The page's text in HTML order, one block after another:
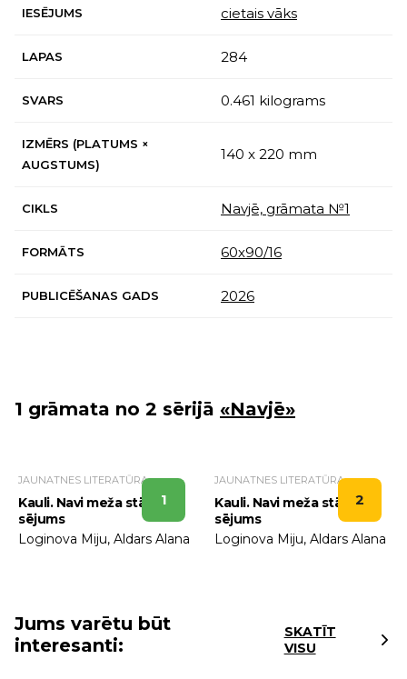
IESĒJUMS cietais vāks
LAPAS 284
SVARS 0.461 kilograms
IZMĒRS (PLATUMS ×
AUGSTUMS)
140 x 220 mm
CIKLS Navjē, grāmata №1
FORMĀTS 60х90/16
PUBLICĒŠANAS GADS 2026
1 grāmata no 2 sērijā «Navjē»
1
JAUNATNES LITERATŪRA
Kauli. Navi meža stāsti. 1.
sējums
Loginova Miju, Aldars Alana
2
JAUNATNES LITERATŪRA
Kauli. Navi meža stāsti. 2.
sējums
Loginova Miju, Aldars Alana
Jums varētu būt
interesanti:
SKATĪT
VISU